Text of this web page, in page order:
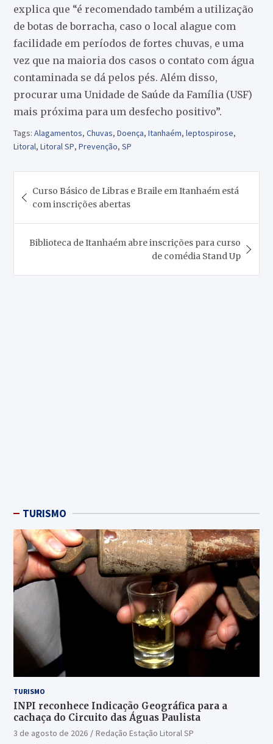
explica que “é recomendado também a utilização
de botas de borracha, caso o local alague com
facilidade em períodos de fortes chuvas, e uma
vez que na maioria dos casos o contato com água
contaminada se dá pelos pés. Além disso,
procurar uma Unidade de Saúde da Família (USF)
mais próxima para um desfecho positivo”.
Tags: Alagamentos, Chuvas, Doença, Itanhaém, leptospirose,
Litoral, Litoral SP, Prevenção, SP
de
Post
Curso Básico de Libras e Braile em Itanhaém está
com inscrições abertas
Biblioteca de Itanhaém abre inscrições para curso
de comédia Stand Up
TURISMO
TURISMO
INPI reconhece Indicação Geográfica para a
cachaça do Circuito das Águas Paulista
3 de agosto de 2026
Redação Estação Litoral SP